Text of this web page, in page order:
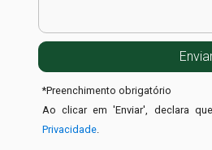
*Preenchimento obrigatório
Ao clicar em 'Enviar', declara
Privacidade.